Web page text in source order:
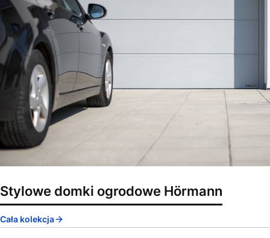
Stylowe domki ogrodowe Hörmann
Cała kolekcja